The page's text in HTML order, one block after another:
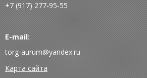
+7 (917) 277-95-55
E-mail:
torg-aurum@yandex.ru
Карта сайта